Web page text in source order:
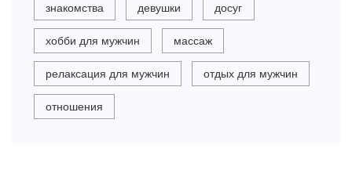
знакомства девушки досуг
хобби для мужчин массаж
релаксация для мужчин отдых для мужчин
отношения